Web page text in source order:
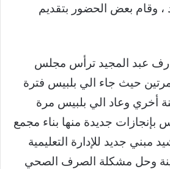
، وقام بعض الحضور بتقديم
عبد المجيد ترأس مجلس
حيث جاء الي بلبيس فترة
أخري وعاد الي بلبيس مرة
بإنجازات جديدة منها بناء مجمع
مبني جديد للإدارة التعليمية
وحل مشكلة الصرف الصحي